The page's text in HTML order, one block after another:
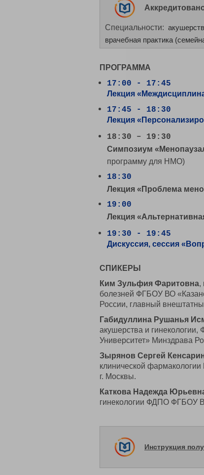
Специальности:
врачебная практика
ПРОГРАММА
17:00 - 17:45
Лекция
17:45 - 18:30
Лекция
18:30 – 19:30
Симпозиум
программу для НМО)
18:30
Лекция «Проблема
19:00
Лекция
19:30 - 19:45
Дискуссия, сессия
СПИКЕРЫ
Ким Зульфия Фаритовна,
болезней ФГБОУ ВО
России, главный
Габидуллина Рушанья
акушерства и
Университет» Минздрава
Зырянов Сергей
клинической
г. Москвы.
Каткова Надежда
гинекологии ФДПО ФГБОУ
Инструкция